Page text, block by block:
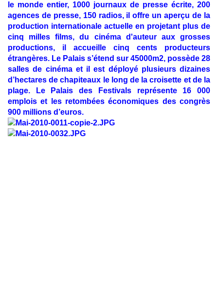
le monde entier, 1000 journaux de presse écrite, 200
agences de presse, 150 radios, il offre un aperçu de la
production internationale actuelle en projetant plus de
cinq milles films, du cinéma d'auteur aux grosses
productions, il accueille cinq cents producteurs
étrangères. Le Palais s’étend sur 45000m2, possède 28
salles de cinéma et il est déployé plusieurs dizaines
d’hectares de chapiteaux le long de la croisette et de la
plage. Le Palais des Festivals représente 16 000
emplois et les retombées économiques des congrès
900 millions d’euros.